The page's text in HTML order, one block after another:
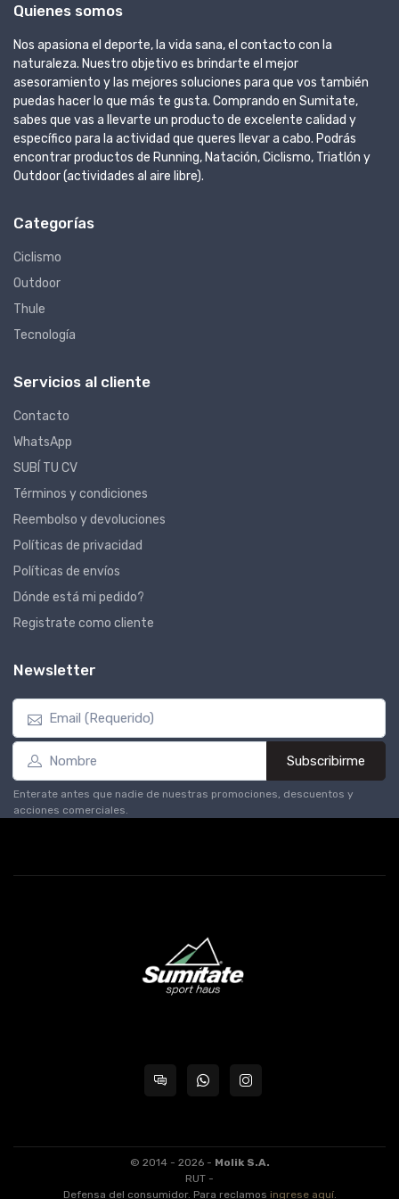
Quienes somos
Nos apasiona el deporte, la vida sana, el contacto con la
naturaleza. Nuestro objetivo es brindarte el mejor
asesoramiento y las mejores soluciones para que vos también
puedas hacer lo que más te gusta. Comprando en Sumitate,
sabes que vas a llevarte un producto de excelente calidad y
específico para la actividad que queres llevar a cabo. Podrás
encontrar productos de Running, Natación, Ciclismo, Triatlón y
Outdoor (actividades al aire libre).
Categorías
Ciclismo
Outdoor
Thule
Tecnología
Servicios al cliente
Contacto
WhatsApp
SUBÍ TU CV
Términos y condiciones
Reembolso y devoluciones
Políticas de privacidad
Políticas de envíos
Dónde está mi pedido?
Registrate como cliente
Newsletter
Subscribirme
Enterate antes que nadie de nuestras promociones, descuentos y
acciones comerciales.
© 2014 - 2026 - Molik S.A.
RUT -
Defensa del consumidor. Para reclamos ingrese aquí.